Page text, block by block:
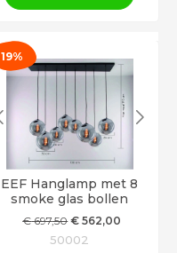
19%
EEF Hanglamp met 8
smoke glas bollen
€697,50 € 562,00
50002